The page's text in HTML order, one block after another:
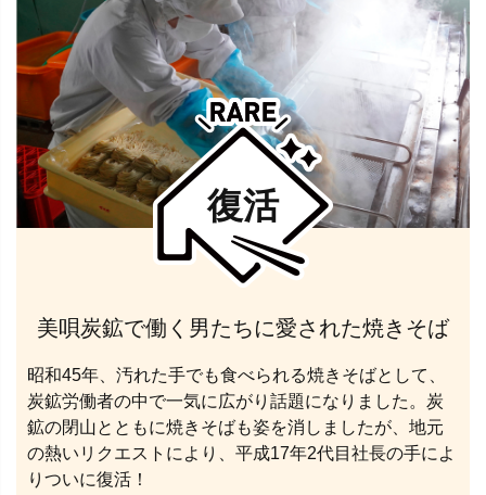
復活
美唄炭鉱で働く男たちに愛された焼きそば
昭和45年、汚れた手でも食べられる焼きそばとして、
炭鉱労働者の中で一気に広がり話題になりました。炭
鉱の閉山とともに焼きそばも姿を消しましたが、地元
の熱いリクエストにより、平成17年2代目社長の手によ
りついに復活！